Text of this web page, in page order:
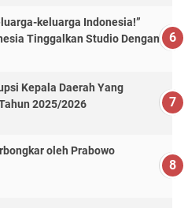
keluarga Indonesia!”
Tinggalkan Studio Dengan
Kepala Daerah Yang
2025/2026
oleh Prabowo